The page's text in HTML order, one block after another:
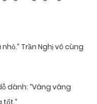
Trần Nghị vô cùng
dành: “Vâng vâng